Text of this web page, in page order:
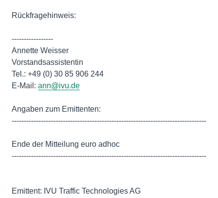
Rückfragehinweis:
-----------------
Annette Weisser
Vorstandsassistentin
Tel.: +49 (0) 30 85 906 244
E-Mail: ann@ivu.de
Angaben zum Emittenten:
--------------------------------------------------------------------------------
Ende der Mitteilung euro adhoc
--------------------------------------------------------------------------------
Emittent: IVU Traffic Technologies AG